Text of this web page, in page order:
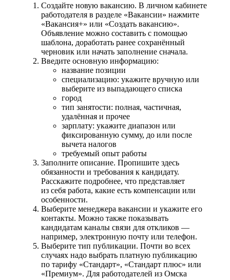
Создайте новую вакансию. В личном кабинете
работодателя в разделе «Вакансии» нажмите
«Вакансия+» или «Создать вакансию».
Объявление можно составить с помощью
шаблона, доработать ранее сохранённый
черновик или начать заполнение сначала.
Введите основную информацию:
название позиции
специализацию: укажите вручную или
выберите из выпадающего списка
город
тип занятости: полная, частичная,
удалённая и прочее
зарплату: укажите диапазон или
фиксированную сумму, до или после
вычета налогов
требуемый опыт работы
Заполните описание. Пропишите здесь
обязанности и требования к кандидату.
Расскажите подробнее, что представляет
из себя работа, какие есть компенсации или
особенности.
Выберите менеджера вакансии и укажите его
контакты. Можно также показывать
кандидатам каналы связи для откликов —
например, электронную почту или телефон.
Выберите тип публикации. Почти во всех
случаях надо выбрать платную публикацию
по тарифу «Стандарт», «Стандарт плюс» или
«Премиум». Для работодателей из Омска